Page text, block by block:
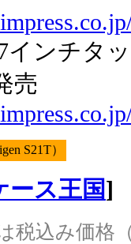
7インチ
売
S21T）
ース王国]
税込み価格